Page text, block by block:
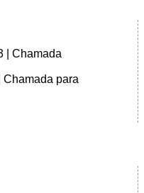
| Chamada
Chamada para